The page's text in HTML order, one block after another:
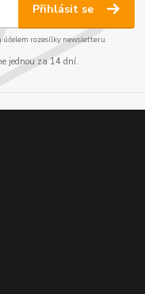
Přihlásit se
účelem rozesílky newsletteru.
jednou za 14 dní.